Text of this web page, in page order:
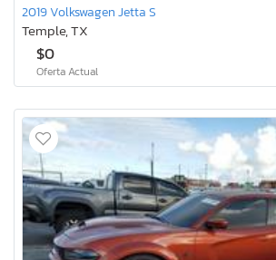
2019 Volkswagen Jetta S
Temple, TX
$0
Oferta Actual